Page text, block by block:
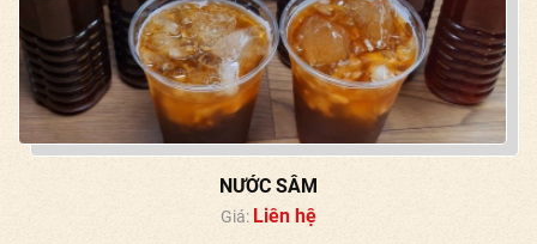
NƯỚC SÂM
Giá: Liên hệ